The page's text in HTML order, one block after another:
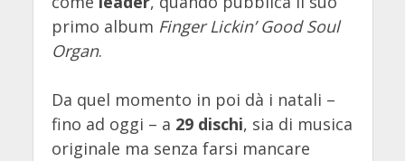
primo album Finger Lickin’ Good Soul
Organ.
Da quel momento in poi dà i natali –
fino ad oggi – a 29 dischi, sia di musica
originale ma senza farsi mancare